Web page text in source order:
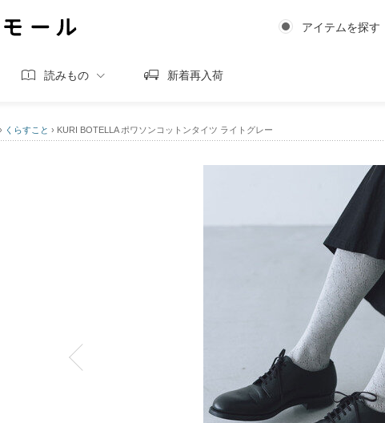
アイテムを探す
読みもの 新着再入荷
› くらすこと › KURI BOTELLA ポワソンコットンタイツ ライトグレー